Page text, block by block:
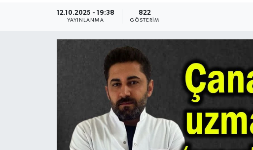
12.10.2025 - 19:38
YAYINLANMA
822
GÖSTERIM
Resmi İlanlar